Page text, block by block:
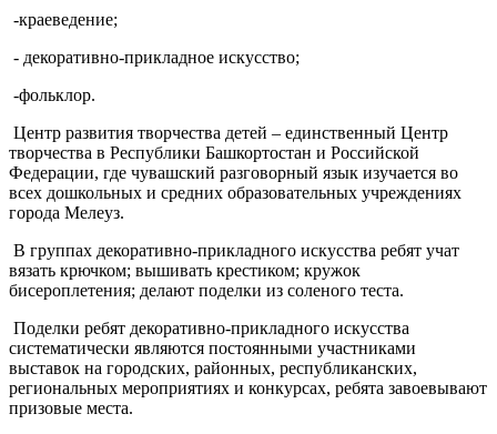
-краеведение;
- декоративно-прикладное искусство;
-фольклор.
Центр развития творчества детей – единственный Центр
творчества в Республики Башкортостан и Российской
Федерации, где чувашский разговорный язык изучается во
всех дошкольных и средних образовательных учреждениях
города Мелеуз.
В группах декоративно-прикладного искусства ребят учат
вязать крючком; вышивать крестиком; кружок
бисероплетения; делают поделки из соленого теста.
Поделки ребят декоративно-прикладного искусства
систематически являются постоянными участниками
выставок на городских, районных, республиканских,
региональных мероприятиях и конкурсах, ребята завоевывают
призовые места.